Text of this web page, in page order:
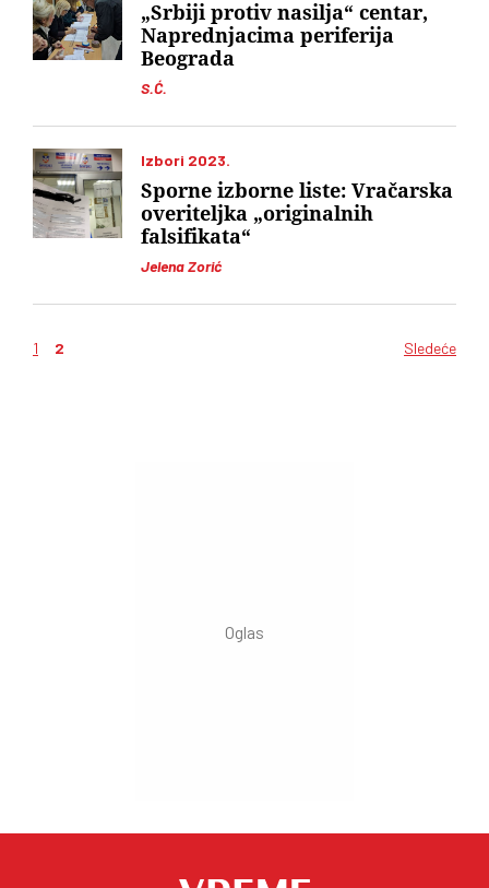
S.Ć.
„Srbiji protiv nasilja“ centar,
Naprednjacima periferija
Beograda
Izbori 2023.
Jelena Zorić
Sporne izborne liste: Vračarska
overiteljka „originalnih
falsifikata“
1 2 Sledeće